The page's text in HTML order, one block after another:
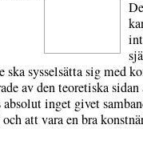
ska sysselsätta sig med
av den teoretiska
inget givet
att vara en bra